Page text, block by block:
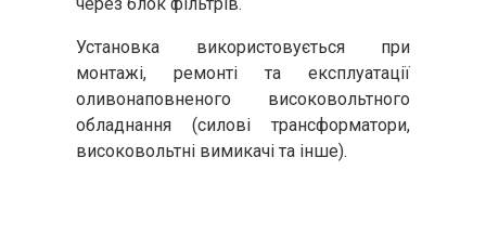
Установка використовується при
монтажі, ремонті та експлуатації
оливонаповненого високовольтного
обладнання (силові трансформатори,
високовольтні вимикачі та інше).